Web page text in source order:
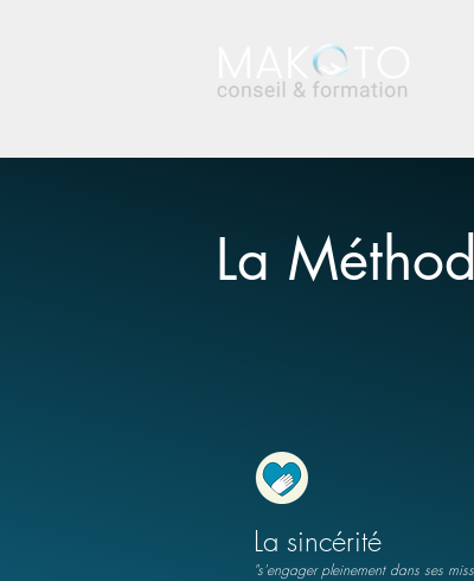
La
La sincérité
"s'engager pleinementdans ses